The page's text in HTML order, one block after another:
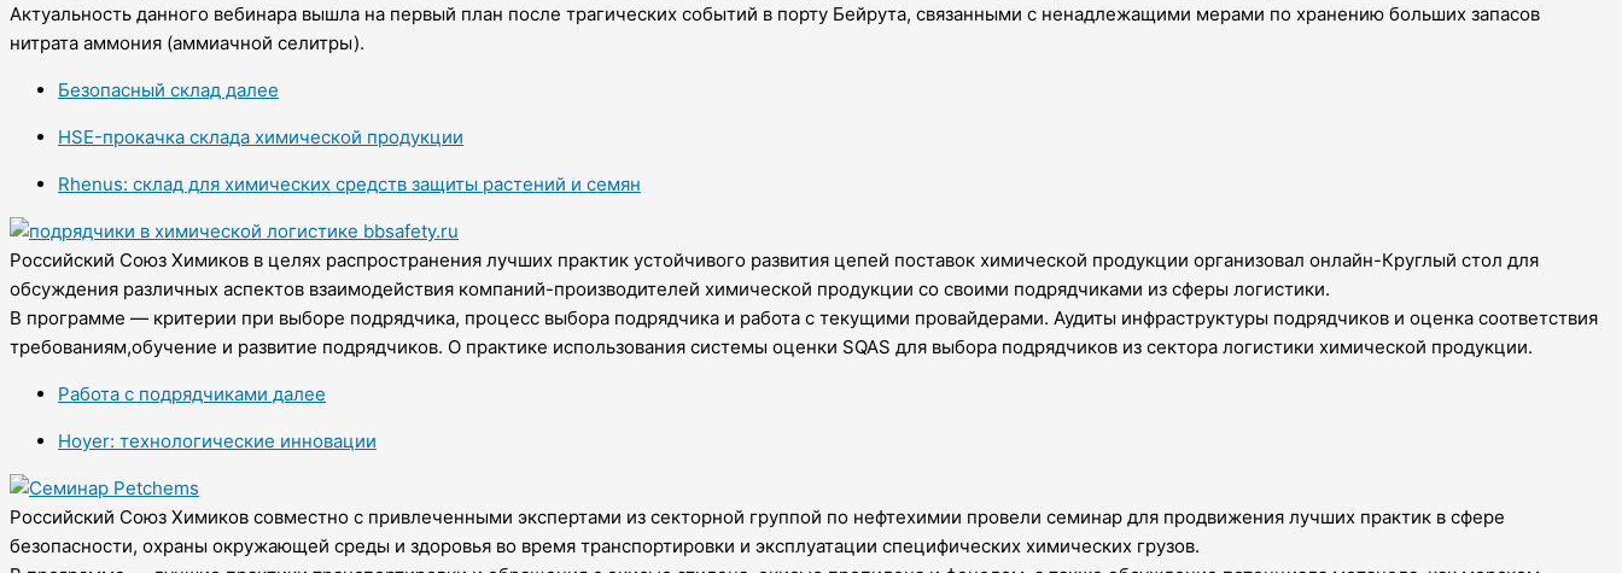
Актуальность данного вебинара вышла на первый план после трагических событий в порту Бейрута, связанными с ненадлежащими мерами по хранению больших запасов
нитрата аммония (аммиачной селитры).
Безопасный склад далее
HSE-прокачка склада химической продукции
Rhenus: склад для химических средств защиты растений и семян
Российский Союз Химиков в целях распространения лучших практик устойчивого развития цепей поставок химической продукции организовал онлайн-Круглый стол для
обсуждения различных аспектов взаимодействия компаний-производителей химической продукции со своими подрядчиками из сферы логистики.
В программе — критерии при выборе подрядчика, процесс выбора подрядчика и работа с текущими провайдерами. Аудиты инфраструктуры подрядчиков и оценка соответствия
требованиям,обучение и развитие подрядчиков. О практике использования системы оценки SQAS для выбора подрядчиков из сектора логистики химической продукции.
Работа с подрядчиками далее
Hoyer: технологические инновации
Российский Союз Химиков совместно с привлеченными экспертами из секторной группой по нефтехимии провели семинар для продвижения лучших практик в сфере
безопасности, охраны окружающей среды и здоровья во время транспортировки и эксплуатации специфических химических грузов.